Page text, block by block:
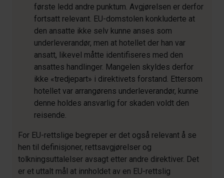
første ledd andre punktum. Avgjørelsen er derfor
fortsatt relevant. EU-domstolen konkluderte at
den ansatte ikke selv kunne anses som
underleverandør, men at hotellet der han var
ansatt, likevel måtte identifiseres med den
ansattes handlinger. Mangelen skyldes derfor
ikke «tredjepart» i direktivets forstand. Ettersom
hotellet var arrangørens underleverandør, kunne
denne holdes ansvarlig for skaden voldt den
reisende.
For EU-rettslige begreper er det også relevant å se
hen til definisjoner, rettsavgjørelser og
tolkningsuttalelser avsagt etter andre direktiver. Det
er et uttalt mål at innholdet av en EU-rettslig